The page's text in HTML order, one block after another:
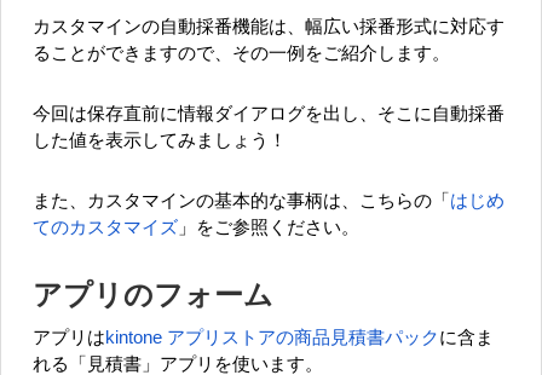
カスタマインの自動採番機能は、幅広い採番形式に対応す
ることができますので、その一例をご紹介します。
今回は保存直前に情報ダイアログを出し、そこに自動採番
した値を表示してみましょう！
また、カスタマインの基本的な事柄は、こちらの「 はじめ
てのカスタマイズ 」をご参照ください。
アプリのフォーム
アプリはkintone アプリストアの商品見積書パックに含ま
れる「見積書」アプリを使います。